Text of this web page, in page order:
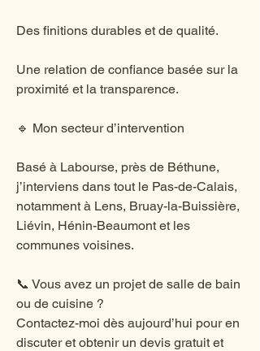
Des finitions durables et de qualité.
Une relation de confiance basée sur la
proximité et la transparence.
🔹 Mon secteur d’intervention
Basé à Labourse, près de Béthune,
j’interviens dans tout le Pas-de-Calais,
notamment à Lens, Bruay-la-Buissière,
Liévin, Hénin-Beaumont et les
communes voisines.
📞 Vous avez un projet de salle de bain
ou de cuisine ?
Contactez-moi dès aujourd’hui pour en
discuter et obtenir un devis gratuit et